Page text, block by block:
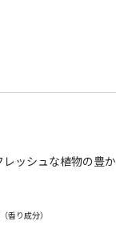
ッシュな植物の豊か
香り成分）